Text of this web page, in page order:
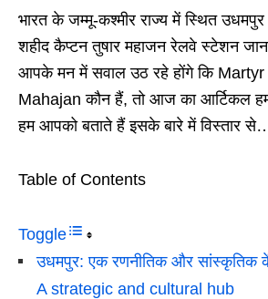
भारत के जम्मू-कश्मीर राज्य में स्थित
शहीद कैप्टन तुषार महाजन रेलवे स्टेशन
आपके मन में सवाल उठ रहे होंगे कि
Mahajan कौन हैं, तो आज का आर्टिकल
हम आपको बताते हैं इसके बारे में विस्तार
Table of Contents
Toggle
उधमपुर: एक रणनीतिक और सांस्कृतिक
A strategic and cultural hub